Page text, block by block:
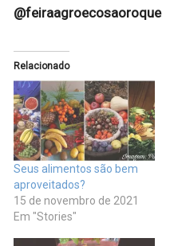
@feiraagroecosaoroque
Relacionado
Seus alimentos são bem
aproveitados?
15 de novembro de 2021
Em "Stories"